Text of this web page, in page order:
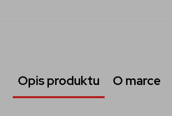
Opis produktu O marce